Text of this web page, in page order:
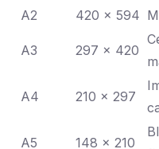
A2
420 x 594
A3 297 x 420
A4 210 x 297
A5 148 x 210